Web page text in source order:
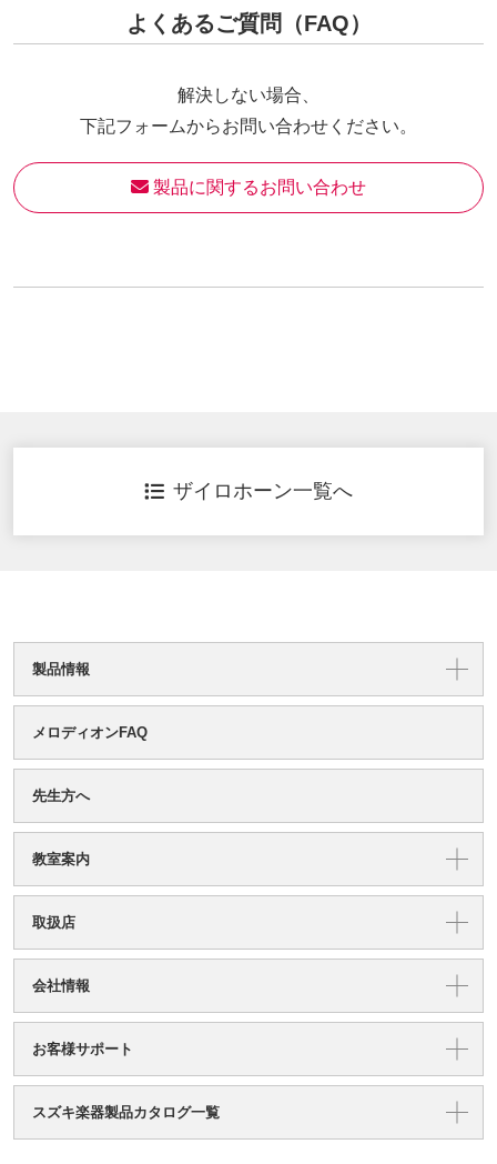
よくあるご質問（FAQ）
解決しない場合、
下記フォームからお問い合わせください。
製品に関するお問い合わせ
ザイロホーン一覧へ
製品情報
メロディオンFAQ
先生方へ
教室案内
取扱店
会社情報
お客様サポート
スズキ楽器製品カタログ一覧